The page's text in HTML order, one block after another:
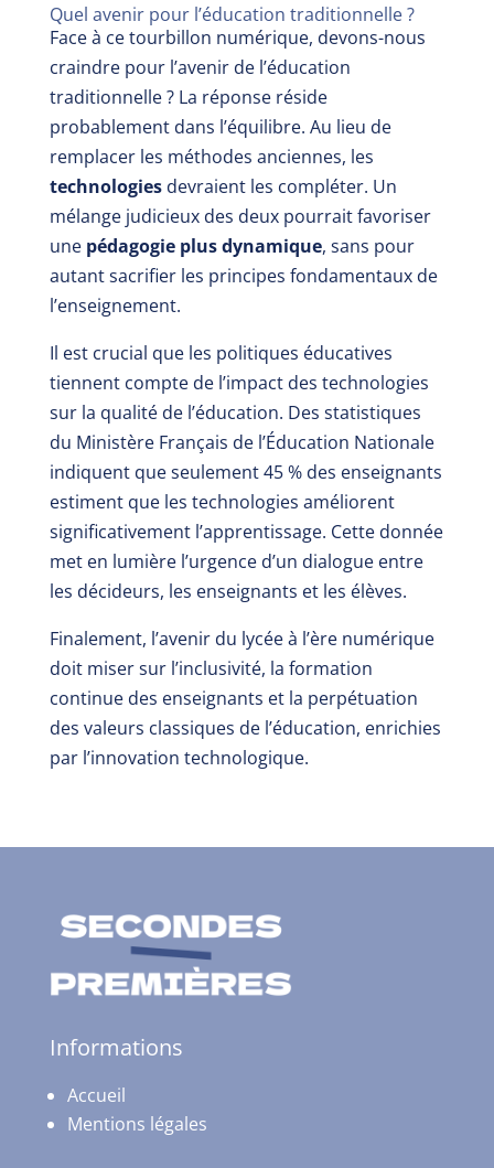
Quel avenir pour l’éducation traditionnelle ?
Face à ce tourbillon numérique, devons-nous
craindre pour l’avenir de l’éducation
traditionnelle ? La réponse réside
probablement dans l’équilibre. Au lieu de
remplacer les méthodes anciennes, les
technologiesdevraient les compléter. Un
mélange judicieux des deux pourrait favoriser
une pédagogie plus dynamique, sans pour
autant sacrifier les principes fondamentaux de
l’enseignement.
Il est crucial que les politiques éducatives
tiennent compte de l’impact des technologies
sur la qualité de l’éducation. Des statistiques
du Ministère Français de l’Éducation Nationale
indiquent que seulement 45 % des enseignants
estiment que les technologies améliorent
significativement l’apprentissage. Cette donnée
met en lumière l’urgence d’un dialogue entre
les décideurs, les enseignants et les élèves.
Finalement, l’avenir du lycée à l’ère numérique
doit miser sur l’inclusivité, la formation
continue des enseignants et la perpétuation
des valeurs classiques de l’éducation, enrichies
par l’innovation technologique.
Informations
Accueil
Mentions légales